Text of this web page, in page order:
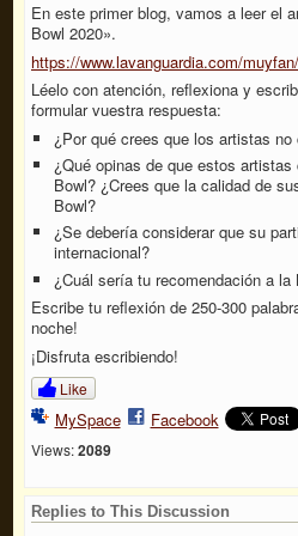
En este primer blog, vamos a leer el
Bowl 2020».
https://www.lavanguardia.com/
Léelo con atención, reflexiona y
formular vuestra respuesta:
¿Por qué crees que los artistas
¿Qué opinas de que estos
Bowl? ¿Crees que la calidad de
Bowl?
¿Se debería considerar que su
internacional?
¿Cuál sería tu recomendación a
Escribe tu reflexión de 250-300
noche!
¡Disfruta escribiendo!
Like
MySpace Facebook
Views: 2089
Replies to This Discussion